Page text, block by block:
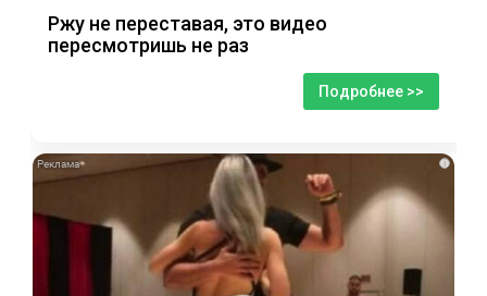
Ржу не переставая, это видео
пересмотришь не раз
Подробнее >>
i